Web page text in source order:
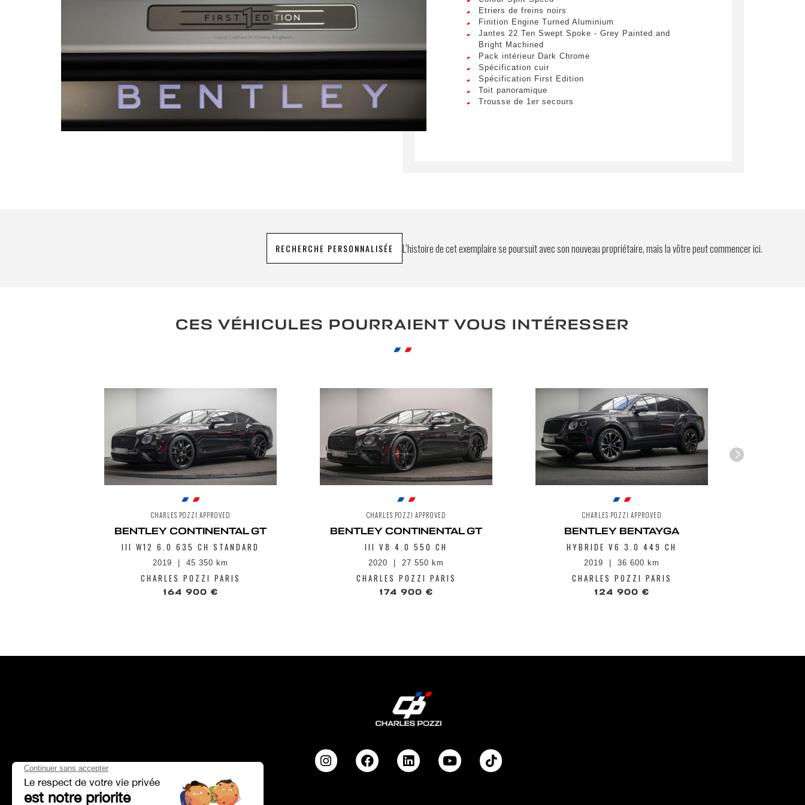
Etriers de freins noirs
Finition Engine Turned Aluminium
Jantes 22 Ten Swept Spoke - Grey Painted and
Bright Machined
Pack intérieur Dark Chrome
Spécification cuir
Spécification First Edition
Toit panoramique
Trousse de 1er secours
RECHERCHE PERSONNALISÉE L’histoire de cet exemplaire se poursuit avec son nouveau propriétaire, mais la vôtre peut commencer ici.
CES VÉHICULES POURRAIENT VOUS INTÉRESSER
CHARLES POZZI APPROVED
BENTLEY CONTINENTAL GT
III W12 6.0 635 CH STANDARD
2019 45 350 km
CHARLES POZZI PARIS
164 900 €
CHARLES POZZI APPROVED
BENTLEY CONTINENTAL GT
III V8 4.0 550 CH
2020 27 550 km
CHARLES POZZI PARIS
174 900 €
CHARLES POZZI APPROVED
BENTLEY BENTAYGA
HYBRIDE V6 3.0 449 CH
2019 36 600 km
CHARLES POZZI PARIS
124 900 €